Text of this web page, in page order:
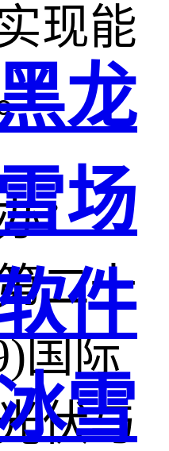
现能
：
二十
国际
伏与
龙
场
件
雪